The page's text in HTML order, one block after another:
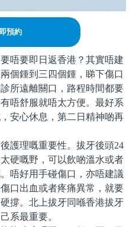
預約
要即日返香港？其實唔建
個鍾到三四個鍾，睇下傷口
所遠離關口，路程時間都要
唔舒服就唔太方便。最好系
安心休息，第二日精神啲再
理嘅重要性。拔牙後頭24
硬嘅野，可以飲啲溫水或者
唔好用手碰傷口，亦唔建議
口出血或者疼痛異常，就要
撐。北上拔牙同喺香港拔牙
系最重要。